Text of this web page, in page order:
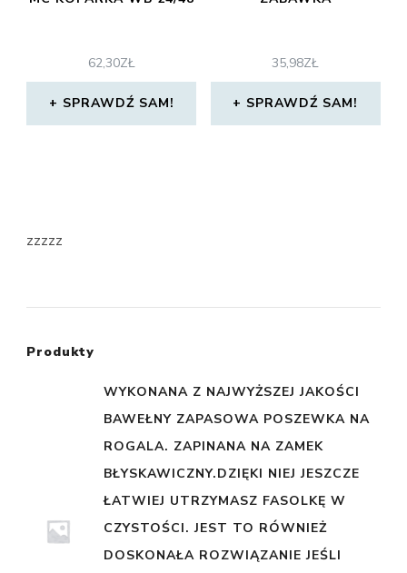
62,30ZŁ
SPRAWDŹ SAM!
35,98ZŁ
SPRAWDŹ SAM!
zzzzz
Produkty
WYKONANA Z NAJWYŻSZEJ JAKOŚCI
BAWEŁNY ZAPASOWA POSZEWKA NA
ROGALA. ZAPINANA NA ZAMEK
BŁYSKAWICZNY.DZIĘKI NIEJ JESZCZE
ŁATWIEJ UTRZYMASZ FASOLKĘ W
CZYSTOŚCI. JEST TO RÓWNIEŻ
DOSKONAŁA ROZWIĄZANIE JEŚLI